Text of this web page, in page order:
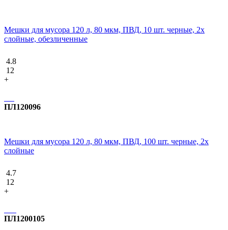
Мешки для мусора 120 л, 80 мкм, ПВД, 10 шт. черные, 2х
слойные, обезличенные
4.8
12
+
ПЛ120096
Мешки для мусора 120 л, 80 мкм, ПВД, 100 шт. черные, 2х
слойные
4.7
12
+
ПЛ1200105